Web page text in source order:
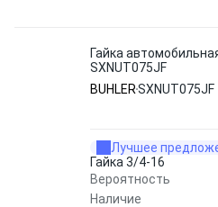
Гайка
SXNUT075JF
BUHLERSXNUT075JF
Лучшее
Гайка 3/4-16
Вероятность
Наличие